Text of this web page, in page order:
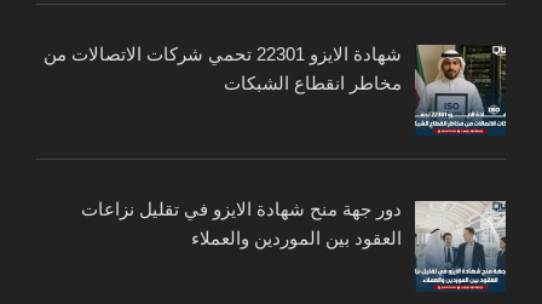
شهادة الايزو 22301 تحمي شركات الاتصالات من
مخاطر انقطاع الشبكات
دور جهة منح شهادة الايزو في تقليل نزاعات
العقود بين الموردين والعملاء